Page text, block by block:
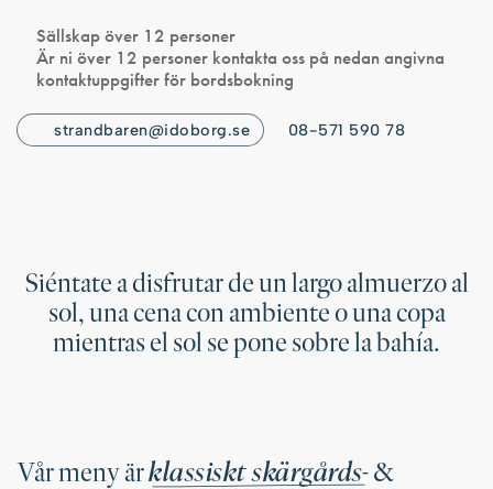
Sällskap över 12 personer
Är ni över 12 personer kontakta oss på nedan angivna
kontaktuppgifter för bordsbokning
strandbaren@idoborg.se 08-571 590 78
Siéntate a disfrutar de un largo almuerzo al
sol, una cena con ambiente o una copa
mientras el sol se pone sobre la bahía.
Vår meny ärklassiskt skärgårds-&